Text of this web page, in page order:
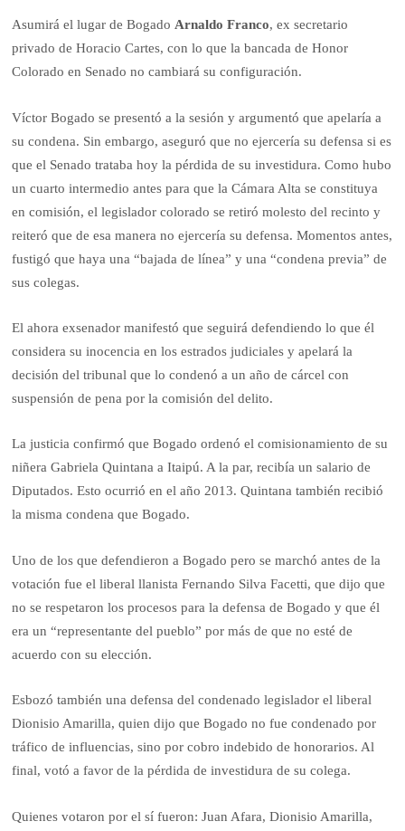
Asumirá el lugar de BogadoArnaldo Franco, ex secretario
privado de Horacio Cartes, con lo que la bancada de Honor
Colorado en Senado no cambiará su configuración.
Víctor Bogado se presentó a la sesión y argumentó que apelaría a
su condena. Sin embargo, aseguró que no ejercería su defensa si es
que el Senado trataba hoy la pérdida de su investidura. Como hubo
un cuarto intermedio antes para que la Cámara Alta se constituya
en comisión, el legislador colorado se retiró molesto del recinto y
reiteró que de esa manera no ejercería su defensa. Momentos antes,
fustigó que haya una “bajada de línea” y una “condena previa” de
sus colegas.
El ahora exsenador manifestó que seguirá defendiendo lo que él
considera su inocencia en los estrados judiciales y apelará la
decisión del tribunal que lo condenó a un año de cárcel con
suspensión de pena por la comisión del delito.
La justicia confirmó que Bogado ordenó el comisionamiento de su
niñera Gabriela Quintana a Itaipú. A la par, recibía un salario de
Diputados. Esto ocurrió en el año 2013. Quintana también recibió
la misma condena que Bogado.
Uno de los que defendieron a Bogado pero se marchó antes de la
votación fue el liberal llanista Fernando Silva Facetti, que dijo que
no se respetaron los procesos para la defensa de Bogado y que él
era un “representante del pueblo” por más de que no esté de
acuerdo con su elección.
Esbozó también una defensa del condenado legislador el liberal
Dionisio Amarilla, quien dijo que Bogado no fue condenado por
tráfico de influencias, sino por cobro indebido de honorarios. Al
final, votó a favor de la pérdida de investidura de su colega.
Quienes votaron por el sí fueron: Juan Afara, Dionisio Amarilla,